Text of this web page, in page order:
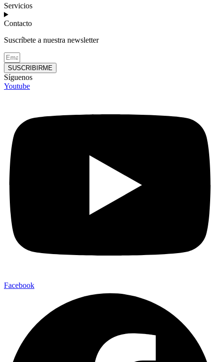
Servicios
Contacto
Suscríbete a nuestra newsletter
SUSCRIBIRME
Síguenos
Youtube
Facebook